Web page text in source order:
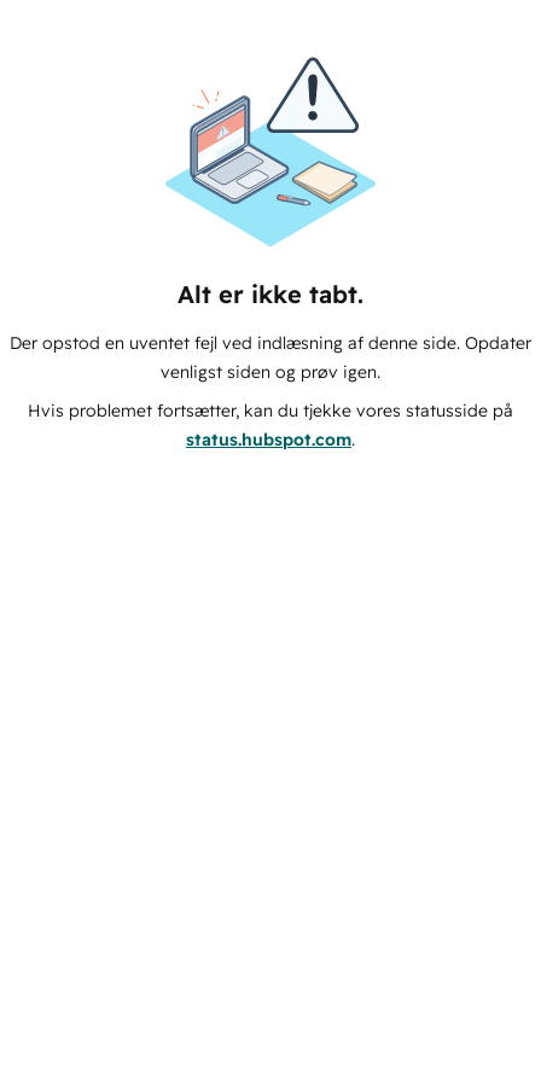
Alt er ikke tabt.
Der opstod en uventet fejl ved indlæsning af denne side. Opdater
venligst siden og prøv igen.
Hvis problemet fortsætter, kan du tjekke vores statusside på
status.hubspot.com.